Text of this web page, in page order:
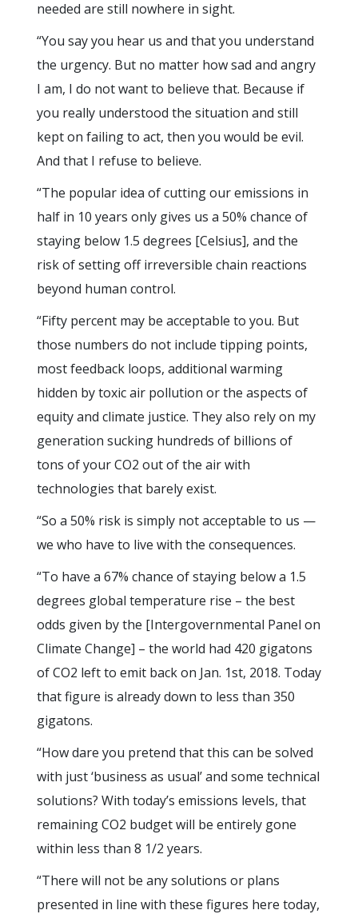
needed are still nowhere in sight.
“You say you hear us and that you understand
the urgency. But no matter how sad and angry
I am, I do not want to believe that. Because if
you really understood the situation and still
kept on failing to act, then you would be evil.
And that I refuse to believe.
“The popular idea of cutting our emissions in
half in 10 years only gives us a 50% chance of
staying below 1.5 degrees [Celsius], and the
risk of setting off irreversible chain reactions
beyond human control.
“Fifty percent may be acceptable to you. But
those numbers do not include tipping points,
most feedback loops, additional warming
hidden by toxic air pollution or the aspects of
equity and climate justice. They also rely on my
generation sucking hundreds of billions of
tons of your CO2 out of the air with
technologies that barely exist.
“So a 50% risk is simply not acceptable to us —
we who have to live with the consequences.
“To have a 67% chance of staying below a 1.5
degrees global temperature rise – the best
odds given by the [Intergovernmental Panel on
Climate Change] – the world had 420 gigatons
of CO2 left to emit back on Jan. 1st, 2018. Today
that figure is already down to less than 350
gigatons.
“How dare you pretend that this can be solved
with just ‘business as usual’ and some technical
solutions? With today’s emissions levels, that
remaining CO2 budget will be entirely gone
within less than 8 1/2 years.
“There will not be any solutions or plans
presented in line with these figures here today,